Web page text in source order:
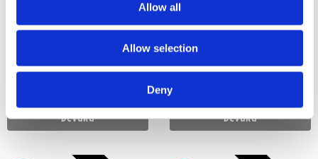
Allow all
Allow selection
Deny
Pro låda med 2x10" midbasar och
Bevaka
med Inferno Horn
Pro låda med 2x10" midbasar och
Extrem Driver
Bevaka